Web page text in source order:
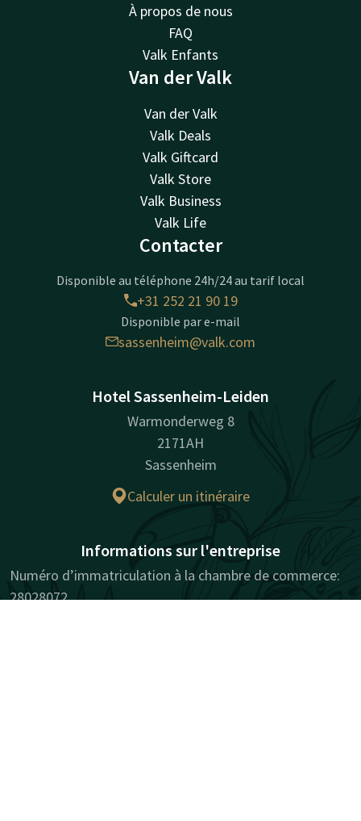
À propos de nous
FAQ
Valk Enfants
Van der Valk
Van der Valk
Valk Deals
Valk Giftcard
Valk Store
Valk Business
Valk Life
Contacter
Disponible au téléphone 24h/24 au tarif local
+31 252 21 90 19
Disponible par e-mail
sassenheim@valk.com
Hotel Sassenheim-Leiden
Warmonderweg 8
2171AH
Sassenheim
Calculer un itinéraire
Informations sur l'entreprise
Numéro d’immatriculation à la chambre de commerce:
28028072